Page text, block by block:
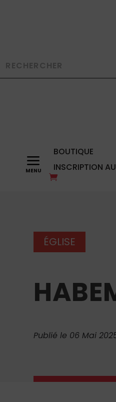
a BOUTIQUE
INSCRIPTION
ÉGLISE
Publié le 06 Mai